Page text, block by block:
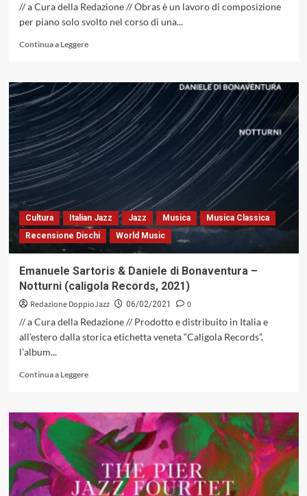
IN
JAZZ
COMPLETO
// a Cura della Redazione // Obras è un lavoro di composizione
per piano solo svolto nel corso di una...
Continua a LeggereLeggi
su
“OBRAS”
È
IL
NUOVO
ALBUM
IN
PIANO
SOLO
DI
STEFANO
FALCONE
Cultura Italian Jazz Jazz Musica
Musica Classica
Recensione Dischi
World Music
Emanuele Sartoris & Daniele di Bonaventura –
Notturni (caligola Records, 2021)
Redazione DoppioJazz 06/02/2021
0
// a Cura della Redazione // Prodotto e distribuito in Italia e
all’estero dalla storica etichetta veneta “Caligola Records”,
l’album...
Continua a LeggereLeggi
su
Emanuele
Sartoris
&
Daniele
di
Bonaventura